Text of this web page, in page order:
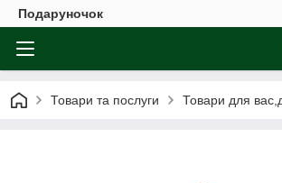
Подаруночок
Товари та послуги Товари для